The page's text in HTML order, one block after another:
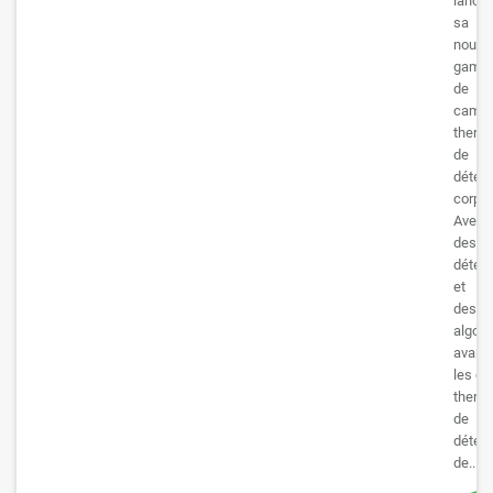
sa
de
de
Avec
des
et
des
les
de
de...